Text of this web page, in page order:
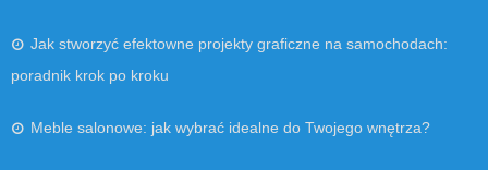
Jak stworzyć efektowne projekty graficzne na samochodach:
poradnik krok po kroku
Meble salonowe: jak wybrać idealne do Twojego wnętrza?